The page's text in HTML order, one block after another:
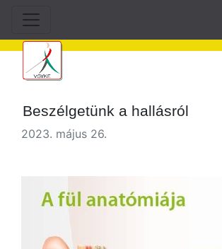
Beszélgetünk a hallásról
2023. május 26.